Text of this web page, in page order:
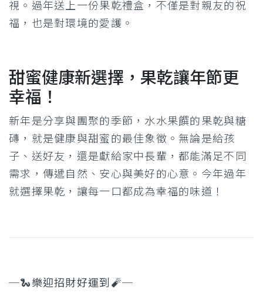
視。過年送上一份果乾禮盒，不僅是對親友的祝
福，也是對環境的愛護。
甜蜜健康新選擇，果乾讓年節更
幸福！
新年是分享與團聚的季節，水水果饌的果乾與糖
磚，就是健康與甜蜜的最佳象徵。無論是給孩
子、送好友，還是獻給家中長輩，都能滿足不同
需求，傳遞自然、安心與美好的心意。今年過年
就選擇果乾，讓每一口都成為幸福的味道！
─🐍樂迎招財好運到🧨─